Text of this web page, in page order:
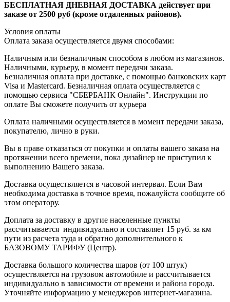
БЕСПЛАТНАЯ ДНЕВНАЯ ДОСТАВКА действует при
заказе от 2500 руб (кроме отдаленных районов).
Условия оплаты
Оплата заказа осуществляется двумя способами:
Наличным или безналичным способом в любом из магазинов.
Наличными, курьеру, в момент передачи заказа.
Безналичная оплата при доставке, с помощью банковских карт
Visa и Mastercard. Безналичная оплата осуществляется с
помощью сервиса "СБЕРБАНК Онлайн". Инструкции по
оплате Вы сможете получить от курьера
Оплата наличными осуществляется в момент передачи заказа,
покупателю, лично в руки.
Вы в праве отказаться от покупки и оплаты вашего заказа на
протяжении всего времени, пока дизайнер не приступил к
выполнению Вашего заказа.
Доставка осуществляется в часовой интервал. Если Вам
необходима доставка в точное время, пожалуйста сообщите об
этом оператору.
Доплата за доставку в другие населенные пункты
рассчитывается индивидуально и составляет 15 руб. за км
пути из расчета туда и обратно дополнительного к
БАЗОВОМУ ТАРИФУ (Центр).
Доставка большого количества шаров (от 100 штук)
осуществляется на грузовом автомобиле и рассчитывается
индивидуально в зависимости от времени и района города.
Уточняйте информацию у менеджеров интернет-магазина.